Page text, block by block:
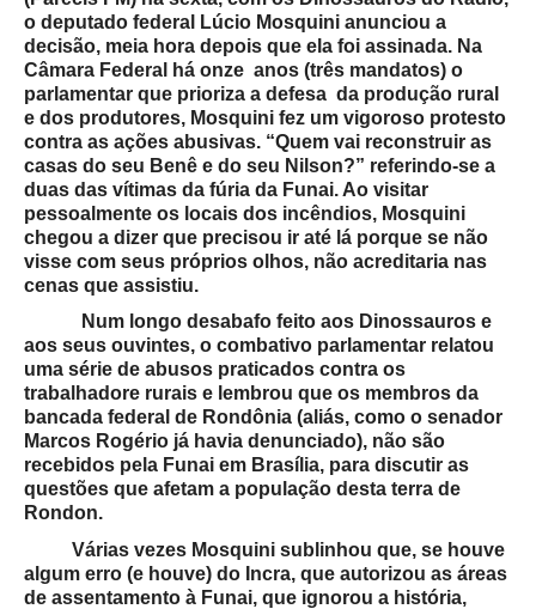
o deputado federal Lúcio Mosquini anunciou a
decisão, meia hora depois que ela foi assinada. Na
Câmara Federal há onze anos (três mandatos) o
parlamentar que prioriza a defesa da produção rural
e dos produtores, Mosquini fez um vigoroso protesto
contra as ações abusivas. “Quem vai reconstruir as
casas do seu Benê e do seu Nilson?” referindo-se a
duas das vítimas da fúria da Funai. Ao visitar
pessoalmente os locais dos incêndios, Mosquini
chegou a dizer que precisou ir até lá porque se não
visse com seus próprios olhos, não acreditaria nas
cenas que assistiu.
Num longo desabafo feito aos Dinossauros e
aos seus ouvintes, o combativo parlamentar relatou
uma série de abusos praticados contra os
trabalhadore rurais e lembrou que os membros da
bancada federal de Rondônia (aliás, como o senador
Marcos Rogério já havia denunciado), não são
recebidos pela Funai em Brasília, para discutir as
questões que afetam a população desta terra de
Rondon.
Várias vezes Mosquini sublinhou que, se houve
algum erro (e houve) do Incra, que autorizou as áreas
de assentamento à Funai, que ignorou a história,